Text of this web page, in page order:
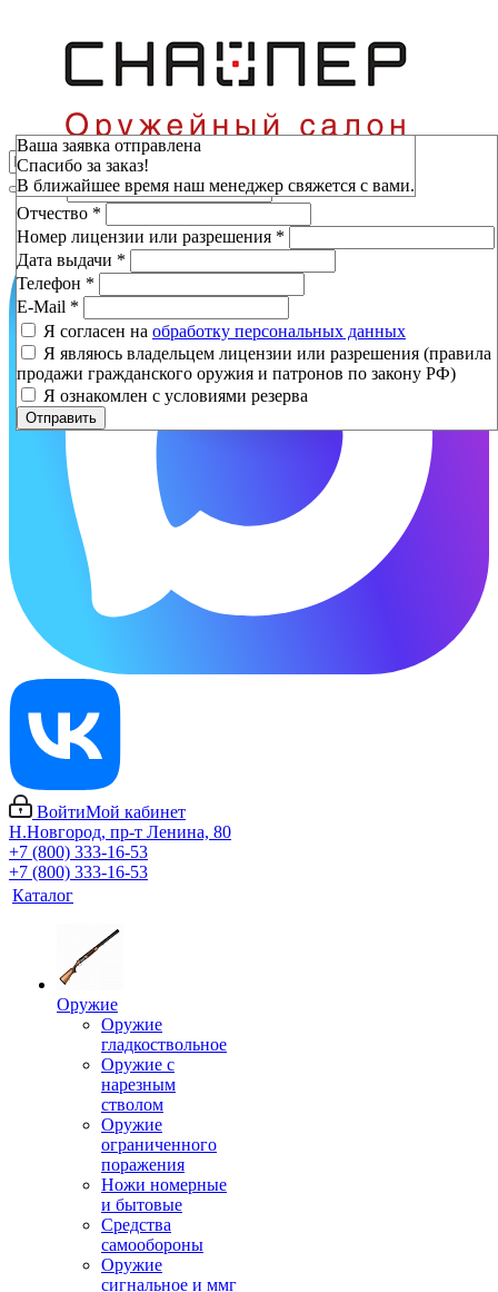
ВойтиМой кабинет
Н.Новгород, пр-т Ленина, 80
+7 (800) 333-16-53
+7 (800) 333-16-53
Каталог
Оружие
Оружие
гладкоствольное
Оружие с
нарезным
стволом
Оружие
ограниченного
поражения
Ножи номерные
и бытовые
Средства
самообороны
Оружие
сигнальное и ммг
Зарезервировать
Фамилия*
Имя*
Отчество *
Номер лицензии или разрешения *
Дата выдачи *
Телефон *
E-Mail *
Я согласен на обработку персональных данных
Я являюсь владельцем лицензии или разрешения (правила
продажи гражданского оружия и патронов по закону РФ)
Я ознакомлен с условиями резерва
Отправить
Ваша заявка отправлена
Спасибо за заказ!
В ближайшее время наш менеджер свяжется с вами.